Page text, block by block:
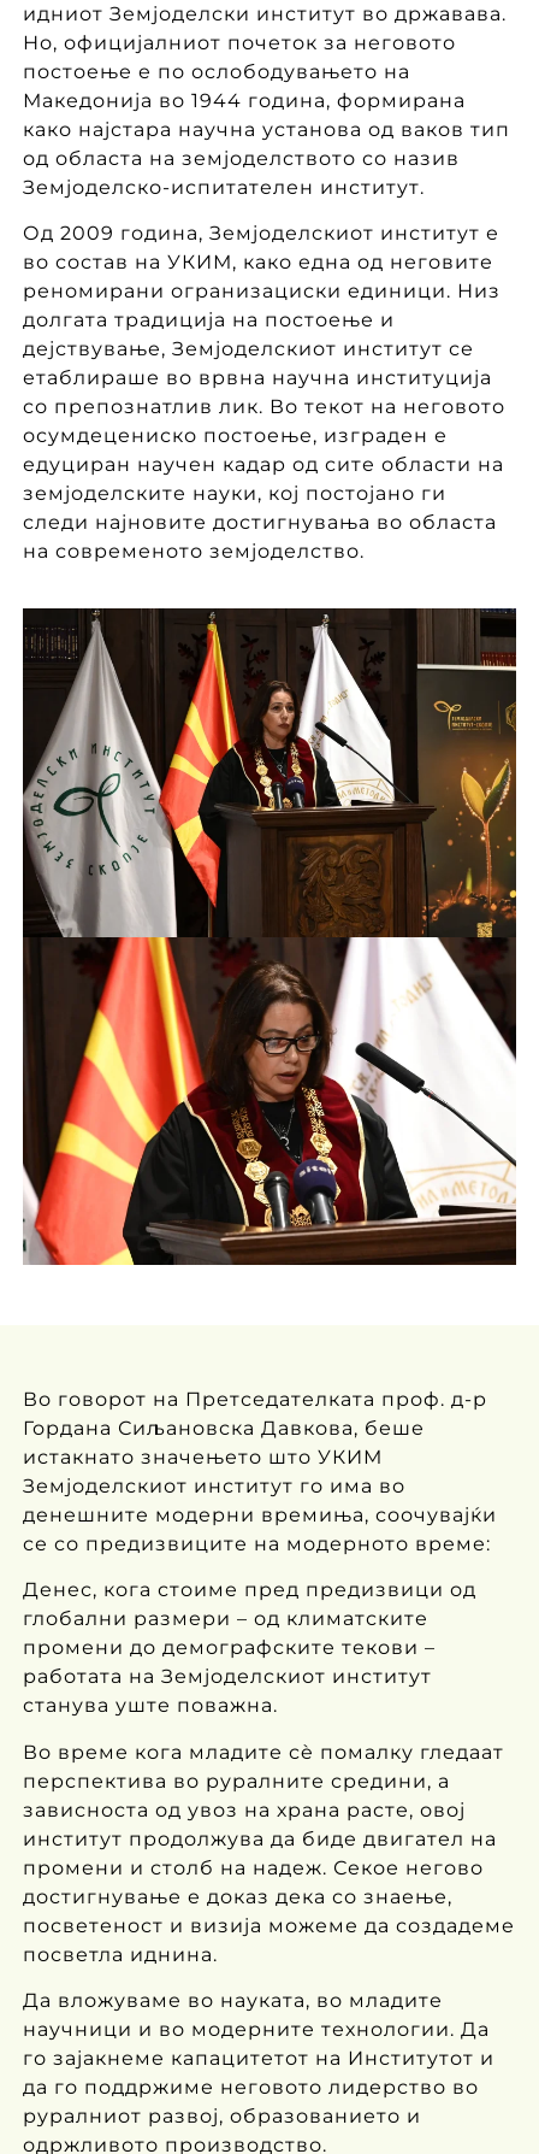
идниот Земјоделски институт во државава.
Но, официјалниот почеток за неговото
постоење е по ослободувањето на
Македонија во 1944 година, формирана
како најстара научна установа од ваков тип
од областа на земјоделството со назив
Земјоделско-испитателен институт.
Од 2009 година, Земјоделскиот институт е
во состав на УКИМ, како една од неговите
реномирани огранизациски единици. Низ
долгата традиција на постоење и
дејствување, Земјоделскиот институт се
етаблираше во врвна научна институција
со препознатлив лик. Во текот на неговото
осумдецениско постоење, изграден е
едуциран научен кадар од сите области на
земјоделските науки, кој постојано ги
следи најновите достигнувања во областа
на современото земјоделство.
Во говорот на Претседателката проф. д-р
Гордана Сиљановска Давкова, беше
истакнато значењето што УКИМ
Земјоделскиот институт го има во
денешните модерни времиња, соочувајќи
се со предизвиците на модерното време:
Денес, кога стоиме пред предизвици од
глобални размери – од климатските
промени до демографските текови –
работата на Земјоделскиот институт
станува уште поважна.
Во време кога младите сè помалку гледаат
перспектива во руралните средини, а
зависноста од увоз на храна расте, овој
институт продолжува да биде двигател на
промени и столб на надеж. Секое негово
достигнување е доказ дека со знаење,
посветеност и визија можеме да создадеме
посветла иднина.
Да вложуваме во науката, во младите
научници и во модерните технологии. Да
го зајакнеме капацитетот на Институтот и
да го поддржиме неговото лидерство во
руралниот развој, образованието и
одржливото производство.